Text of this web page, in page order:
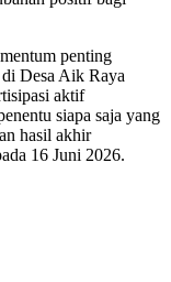
penting
Desa Aik Raya
aktif
siapa saja yang
hasil akhir
16 Juni 2026.